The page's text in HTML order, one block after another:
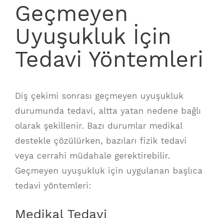
Geçmeyen
Uyuşukluk İçin
Tedavi Yöntemleri
Diş çekimi sonrası geçmeyen uyuşukluk
durumunda tedavi, altta yatan nedene bağlı
olarak şekillenir. Bazı durumlar medikal
destekle çözülürken, bazıları fizik tedavi
veya cerrahi müdahale gerektirebilir.
Geçmeyen uyuşukluk için uygulanan başlıca
tedavi yöntemleri:
Medikal Tedavi